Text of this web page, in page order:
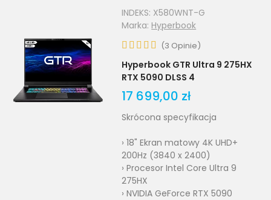
INDEKS: X580WNT-G
Marka: Hyperbook
(3 Opinie)
Hyperbook GTR Ultra 9 275HX
RTX 5090 DLSS 4
17 699,00 zł
Skrócona specyfikacja
› 18" Ekran matowy 4K UHD+
200Hz (3840 x 2400)
› Procesor Intel Core Ultra 9
275HX
› NVIDIA GeForce RTX 5090